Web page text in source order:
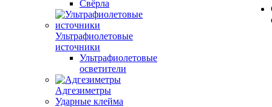
Свёрла
Ультрафиолетовые
источники
Ультрафиолетовые
осветители
Адгезиметры
Ударные клейма